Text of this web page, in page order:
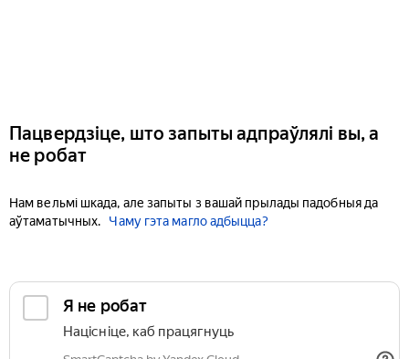
Пацвердзіце, што запыты адпраўлялі вы, а
не робат
Нам вельмі шкада, але запыты з вашай прылады падобныя да
аўтаматычных.
Чаму гэта магло адбыцца?
Я не робат
Націсніце, каб працягнуць